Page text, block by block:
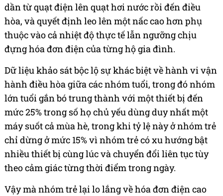
dần từ quạt điện lên quạt hơi nước rồi đến điều
hòa, và quyết định leo lên một nấc cao hơn phụ
thuộc vào cả nhiệt độ thực tế lẫn ngưỡng chịu
đựng hóa đơn điện của từng hộ gia đình.
Dữ liệu khảo sát bộc lộ sự khác biệt về hành vi vận
hành điều hòa giữa các nhóm tuổi, trong đó nhóm
lớn tuổi gắn bó trung thành với một thiết bị đến
mức 25% trong số họ chủ yếu dùng duy nhất một
máy suốt cả mùa hè, trong khi tỷ lệ này ở nhóm trẻ
chỉ dừng ở mức 15% vì nhóm trẻ có xu hướng bật
nhiều thiết bị cùng lúc và chuyển đổi liên tục tùy
theo cảm giác từng thời điểm trong ngày.
Vậy mà nhóm trẻ lại lo lắng về hóa đơn điện cao